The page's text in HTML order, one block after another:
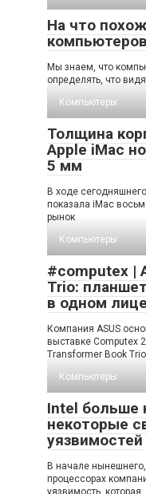
На что
Мы знаем, что
определять, что
Компьютеры
Толщина
Apple iMac
5 мм
В ходе
показала iMac
рынок
Компьютеры
#computex |
Trio:
в одном
Компания ASUS
выставке Computex
Transformer Book Trio
Компьютеры
Intel больше
некоторые
уязвимостей
В начале
процессорах
уязвимость, которая